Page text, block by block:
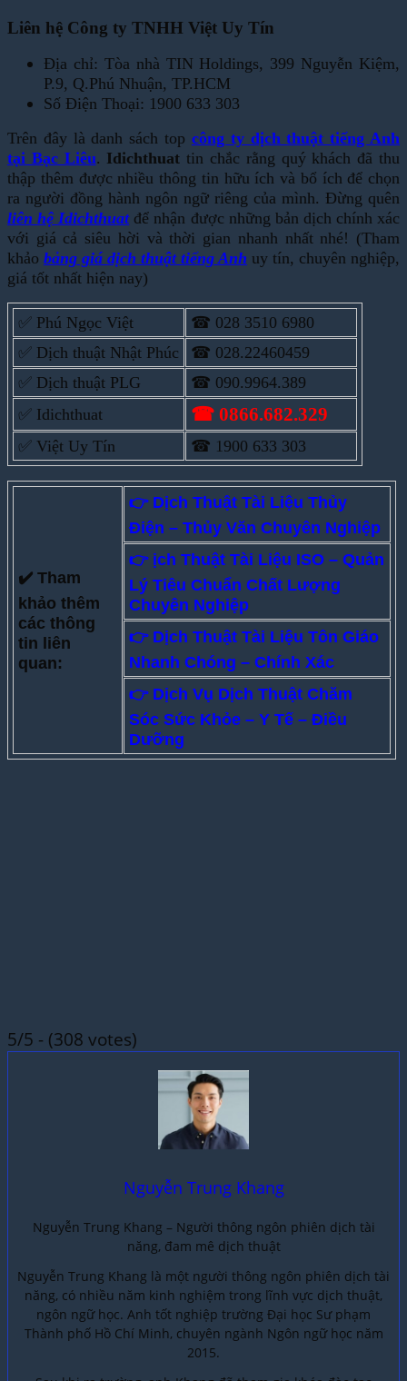
Liên hệ Công ty TNHH Việt Uy Tín
Địa chỉ: Tòa nhà TIN Holdings, 399 Nguyễn Kiệm,
P.9, Q.Phú Nhuận, TP.HCM
Số Điện Thoại: 1900 633 303
Trên đây là danh sách top công ty dịch thuật tiếng Anh
tại Bạc Liêu. Idichthuat tin chắc rằng quý khách đã thu
thập thêm được nhiều thông tin hữu ích và bổ ích để chọn
ra người đồng hành ngôn ngữ riêng của mình. Đừng quên
liên hệ Idichthuatđể nhận được những bản dịch chính xác
với giá cả siêu hời và thời gian nhanh nhất nhé! (Tham
khảo bảng giá dịch thuật tiếng Anh uy tín, chuyên nghiệp,
giá tốt nhất hiện nay)
✅ Phú Ngọc Việt
☎ 028 3510 6980
✅ Dịch thuật Nhật Phúc
☎ 028.22460459
✅ Dịch thuật PLG
☎ 090.9964.389
✅ Idichthuat
☎ 0866.682.329
✅ Việt Uy Tín ☎ 1900 633 303
✔️ Tham
khảo thêm
các thông
tin liên
quan:
👉 Dịch Thuật Tài Liệu Thủy
Điện – Thủy Văn Chuyên Nghiệp
👉 ịch Thuật Tài Liệu ISO – Quản
Lý Tiêu Chuẩn Chất Lượng
Chuyên Nghiệp
👉 Dịch Thuật Tài Liệu Tôn Giáo
Nhanh Chóng – Chính Xác
👉 Dịch Vụ Dịch Thuật Chăm
Sóc Sức Khỏe – Y Tế – Điều
Dưỡng
5/5 - (308 votes)
Nguyễn Trung Khang
Nguyễn Trung Khang – Người thông ngôn phiên dịch tài
năng, đam mê dịch thuật
Nguyễn Trung Khang là một người thông ngôn phiên dịch tài
năng, có nhiều năm kinh nghiệm trong lĩnh vực dịch thuật,
ngôn ngữ học. Anh tốt nghiệp trường Đại học Sư phạm
Thành phố Hồ Chí Minh, chuyên ngành Ngôn ngữ học năm
2015.